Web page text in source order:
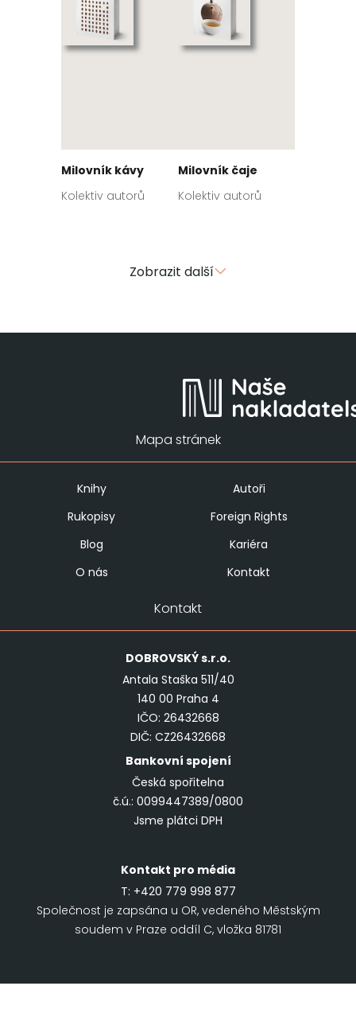
Milovník kávy
Kolektiv autorů
Milovník čaje
Kolektiv autorů
Zobrazit další
Mapa stránek
Knihy
Autoři
Rukopisy
Foreign Rights
Blog
Kariéra
O nás
Kontakt
Kontakt
DOBROVSKÝs.r.o.
Antala Staška 511/40
140 00 Praha 4
IČO: 26432668
DIČ: CZ26432668
Bankovní spojení
Česká spořitelna
č.ú.: 0099447389/0800
Jsme plátci DPH
Kontakt pro média
T: +420 779 998 877
Společnost je zapsána u OR, vedeného Městským
soudem v Praze oddíl C, vložka 81781